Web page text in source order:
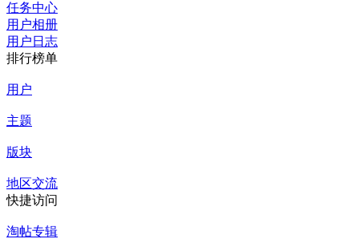
任务中心
用户相册
用户日志
排行榜单
用户
主题
版块
地区交流
快捷访问
淘帖专辑